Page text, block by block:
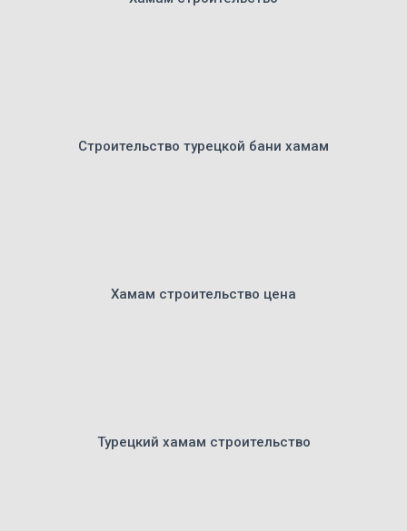
Строительство турецкой бани хамам
Хамам строительство цена
Турецкий хамам строительство